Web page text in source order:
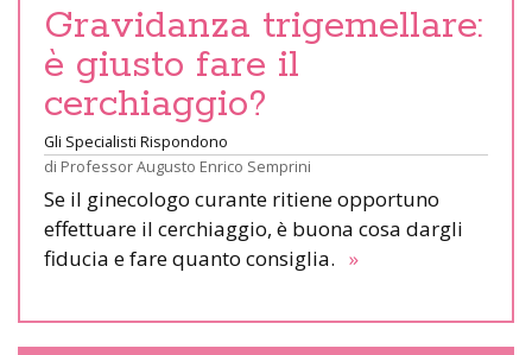
Gravidanza trigemellare:
è giusto fare il
cerchiaggio?
Gli Specialisti Rispondono
di Professor Augusto Enrico Semprini
Se il ginecologo curante ritiene opportuno
effettuare il cerchiaggio, è buona cosa dargli
fiducia e fare quanto consiglia. »